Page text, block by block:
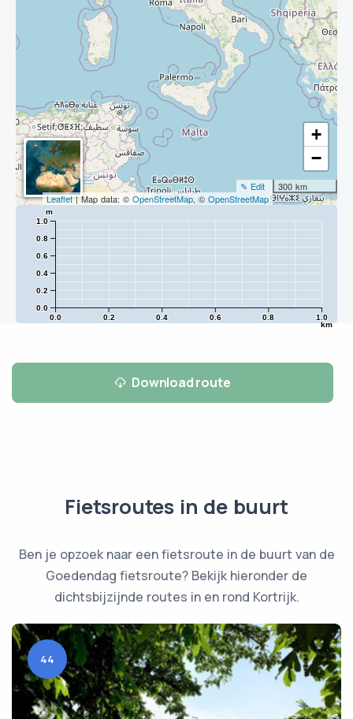
+
−
300 km
✎ Edit
Leaflet| Map data: © OpenStreetMap, © OpenStreetMap
0.0 0.2 0.4 0.6 0.8 1.0
km
0.0
0.2
0.4
0.6
0.8
1.0
m
Download route
Fietsroutes in de buurt
Ben je opzoek naar een fietsroute in de buurt van de
Goedendag fietsroute? Bekijk hieronder de
dichtsbijzijnde routes in en rond Kortrijk.
44